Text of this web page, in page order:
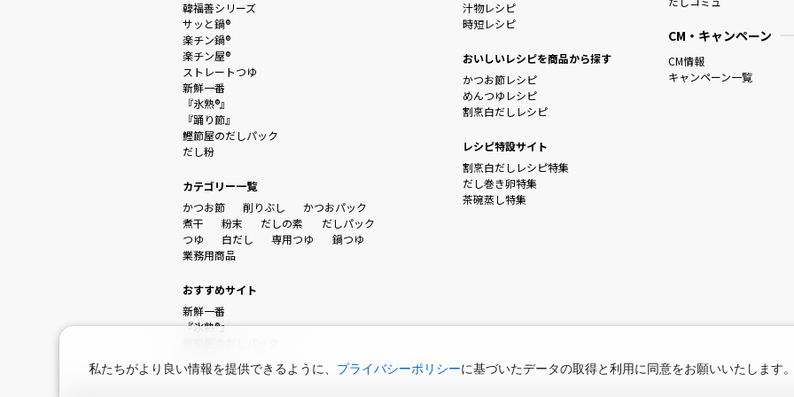
韓福善シリーズ
サッと鍋®
楽チン鍋®
楽チン屋®
ストレートつゆ
新鮮一番
『氷熟®』
『踊り節』
鰹節屋のだしパック
だし粉
カテゴリー一覧
かつお節
削りぶし
かつおパック
煮干
粉末 だしの素
だしパック
つゆ
白だし 専用つゆ
鍋つゆ
業務用商品
おすすめサイト
新鮮一番
『氷熟®』
汁物レシピ
時短レシピ
おいしいレシピを商品から探す
かつお節レシピ
めんつゆレシピ
割烹白だしレシピ
レシピ特設サイト
割烹白だしレシピ特集
だし巻き卵特集
茶碗蒸し特集
CM・キャンペーン
CM情報
キャンペーン一覧
私たちがより良い情報を提供できるように、 プライバシーポリシーに基づいたデータの取得と利用に同意をお願いいたします